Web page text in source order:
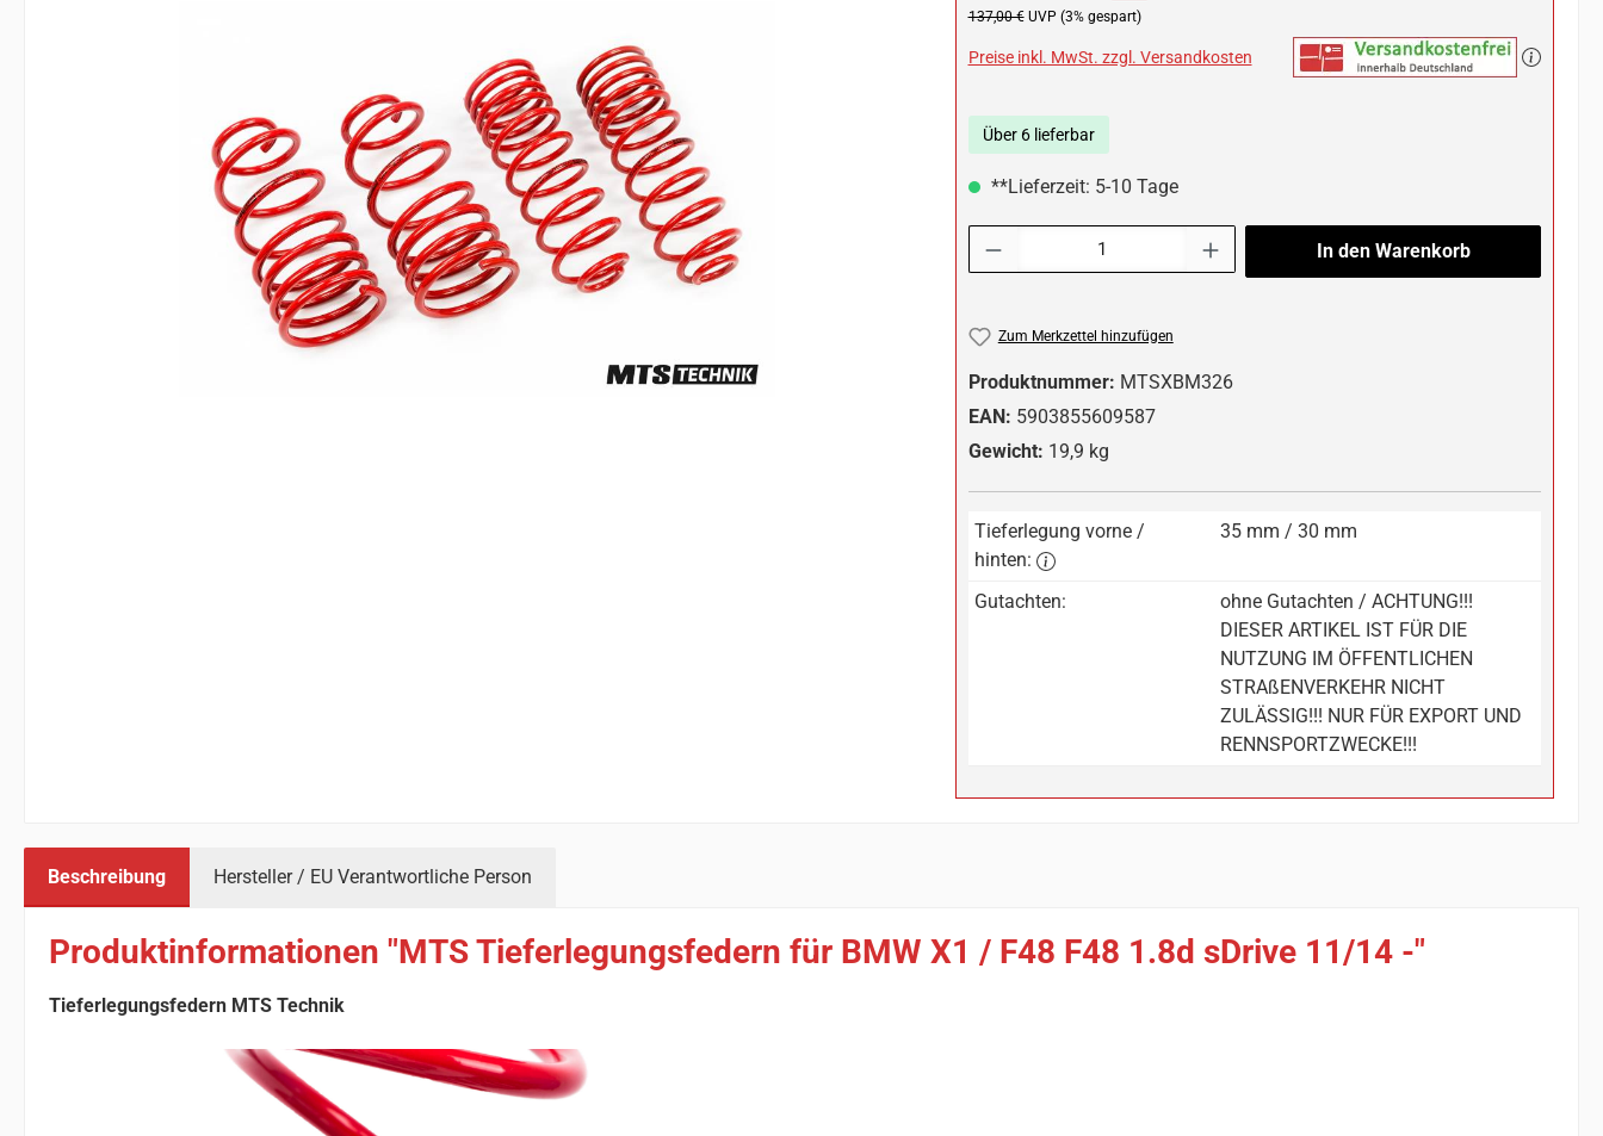
Regulärer Preis:
137,00 € UVP (3% gespart)
Preise inkl. MwSt. zzgl. Versandkosten
Über 6 lieferbar
**Lieferzeit: 5-10 Tage
In den Warenkorb
Zum Merkzettel hinzufügen
Produktnummer: MTSXBM326
EAN: 5903855609587
Gewicht: 19,9 kg
Tieferlegung vorne /
hinten:
35 mm / 30 mm
Gutachten:
ohne Gutachten / ACHTUNG!!!
DIESER ARTIKEL IST FÜR DIE
NUTZUNG IM ÖFFENTLICHEN
STRAßENVERKEHR NICHT
ZULÄSSIG!!! NUR FÜR EXPORT UND
RENNSPORTZWECKE!!!
Beschreibung Hersteller / EU Verantwortliche Person
Produktinformationen "MTS Tieferlegungsfedern für BMW X1 / F48 F48 1.8d sDrive 11/14 -"
Tieferlegungsfedern MTS Technik